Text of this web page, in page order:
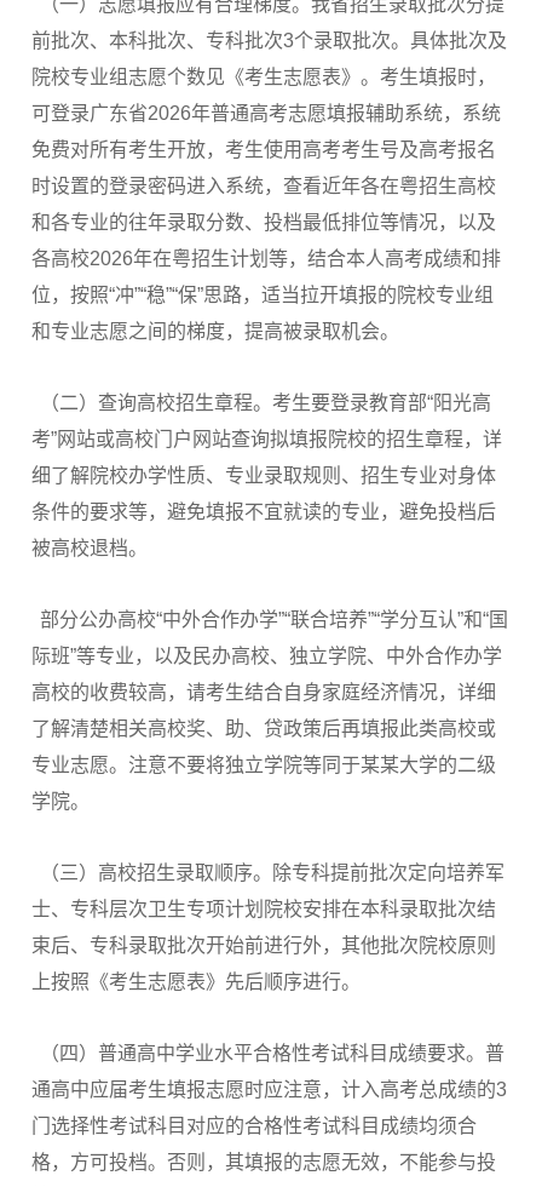
（一）志愿填报应有合理梯度。我省招生录取批次分提
前批次、本科批次、专科批次3个录取批次。具体批次及
院校专业组志愿个数见《考生志愿表》。考生填报时，
可登录广东省2026年普通高考志愿填报辅助系统，系统
免费对所有考生开放，考生使用高考考生号及高考报名
时设置的登录密码进入系统，查看近年各在粤招生高校
和各专业的往年录取分数、投档最低排位等情况，以及
各高校2026年在粤招生计划等，结合本人高考成绩和排
位，按照“冲”“稳”“保”思路，适当拉开填报的院校专业组
和专业志愿之间的梯度，提高被录取机会。
（二）查询高校招生章程。考生要登录教育部“阳光高
考”网站或高校门户网站查询拟填报院校的招生章程，详
细了解院校办学性质、专业录取规则、招生专业对身体
条件的要求等，避免填报不宜就读的专业，避免投档后
被高校退档。
部分公办高校“中外合作办学”“联合培养”“学分互认”和“国
际班”等专业，以及民办高校、独立学院、中外合作办学
高校的收费较高，请考生结合自身家庭经济情况，详细
了解清楚相关高校奖、助、贷政策后再填报此类高校或
专业志愿。注意不要将独立学院等同于某某大学的二级
学院。
（三）高校招生录取顺序。除专科提前批次定向培养军
士、专科层次卫生专项计划院校安排在本科录取批次结
束后、专科录取批次开始前进行外，其他批次院校原则
上按照《考生志愿表》先后顺序进行。
（四）普通高中学业水平合格性考试科目成绩要求。普
通高中应届考生填报志愿时应注意，计入高考总成绩的3
门选择性考试科目对应的合格性考试科目成绩均须合
格，方可投档。否则，其填报的志愿无效，不能参与投